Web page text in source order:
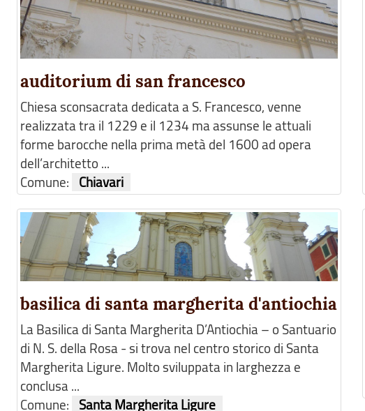
auditorium di san francesco
Chiesa sconsacrata dedicata a S. Francesco, venne
realizzata tra il 1229 e il 1234 ma assunse le attuali
forme barocche nella prima metà del 1600 ad opera
dell’architetto ...
Comune:
Chiavari
basilica di santa margherita d'antiochia
La Basilica di Santa Margherita D’Antiochia – o Santuario
di N. S. della Rosa - si trova nel centro storico di Santa
Margherita Ligure. Molto sviluppata in larghezza e
conclusa ...
Comune:
Santa Margherita Ligure